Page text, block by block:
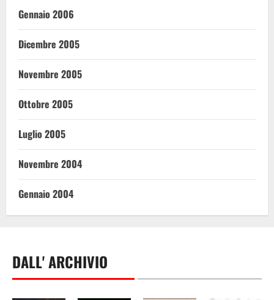
Gennaio 2006
Dicembre 2005
Novembre 2005
Ottobre 2005
Luglio 2005
Novembre 2004
Gennaio 2004
DALL' ARCHIVIO